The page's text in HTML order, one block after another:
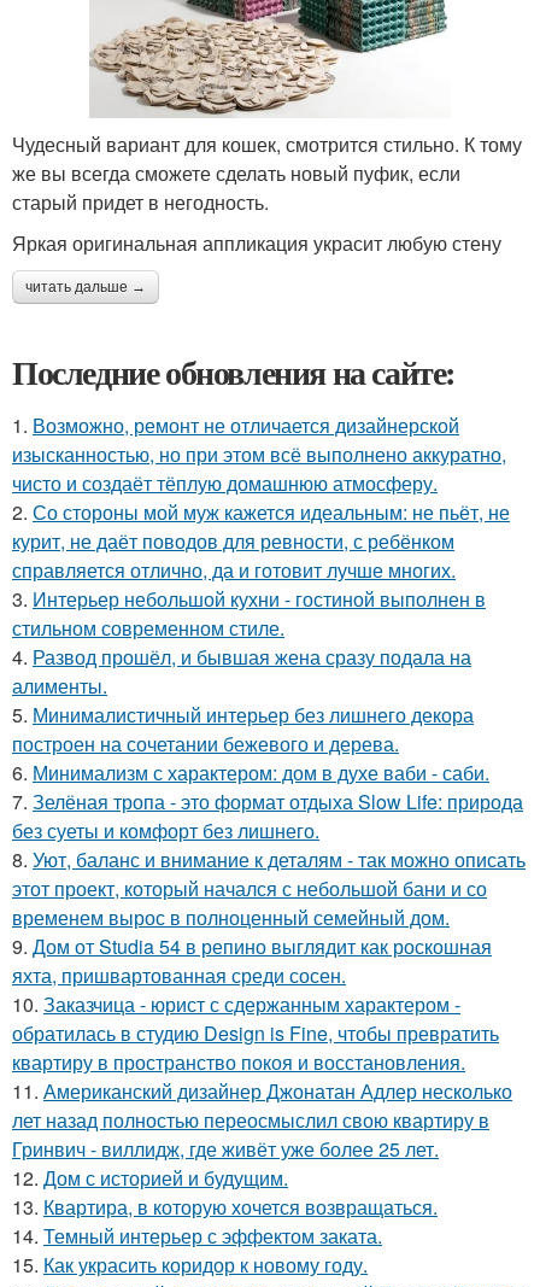
Чудесный вариант для кошек, смотрится стильно. К тому
же вы всегда сможете сделать новый пуфик, если
старый придет в негодность.
Яркая оригинальная аппликация украсит любую стену
читать дальше →
Последние обновления на сайте:
1. Возможно, ремонт не отличается дизайнерской
изысканностью, но при этом всё выполнено аккуратно,
чисто и создаёт тёплую домашнюю атмосферу.
2. Со стороны мой муж кажется идеальным: не пьёт, не
курит, не даёт поводов для ревности, с ребёнком
справляется отлично, да и готовит лучше многих.
3. Интерьер небольшой кухни - гостиной выполнен в
стильном современном стиле.
4. Развод прошёл, и бывшая жена сразу подала на
алименты.
5. Минималистичный интерьер без лишнего декора
построен на сочетании бежевого и дерева.
6. Минимализм с характером: дом в духе ваби - саби.
7. Зелёная тропа - это формат отдыха Slow Life: природа
без суеты и комфорт без лишнего.
8. Уют, баланс и внимание к деталям - так можно описать
этот проект, который начался с небольшой бани и со
временем вырос в полноценный семейный дом.
9. Дом от Studia 54 в репино выглядит как роскошная
яхта, пришвартованная среди сосен.
10. Заказчица - юрист с сдержанным характером -
обратилась в студию Design is Fine, чтобы превратить
квартиру в пространство покоя и восстановления.
11. Американский дизайнер Джонатан Адлер несколько
лет назад полностью переосмыслил свою квартиру в
Гринвич - виллидж, где живёт уже более 25 лет.
12. Дом с историей и будущим.
13. Квартира, в которую хочется возвращаться.
14. Темный интерьер с эффектом заката.
15. Как украсить коридор к новому году.